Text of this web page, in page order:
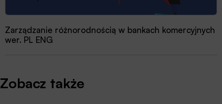
Zarządzanie różnorodnością w bankach komercyjnych
wer. PL ENG
Zobacz także